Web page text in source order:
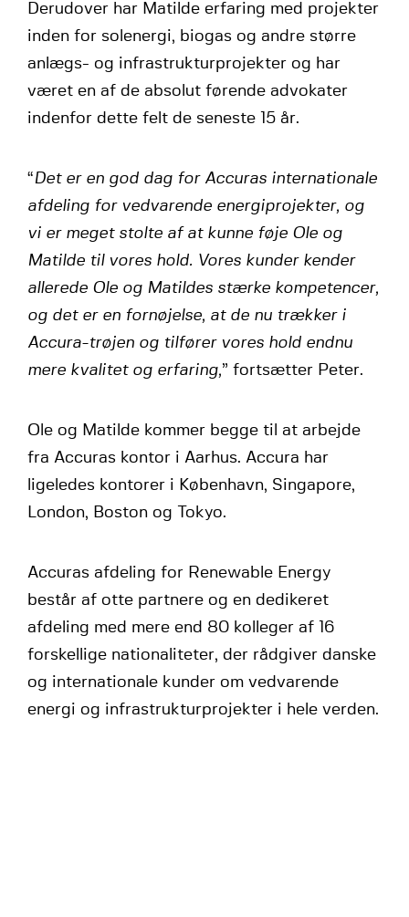
Derudover har Matilde erfaring med projekter
inden for solenergi, biogas og andre større
anlægs- og infrastrukturprojekter og har
været en af de absolut førende advokater
indenfor dette felt de seneste 15 år.
“Det er en god dag for Accuras internationale
afdeling for vedvarende energiprojekter, og
vi er meget stolte af at kunne føje Ole og
Matilde til vores hold. Vores kunder kender
allerede Ole og Matildes stærke kompetencer,
og det er en fornøjelse, at de nu trækker i
Accura-trøjen og tilfører vores hold endnu
mere kvalitet og erfaring,” fortsætter Peter.
Ole og Matilde kommer begge til at arbejde
fra Accuras kontor i Aarhus. Accura har
ligeledes kontorer i København, Singapore,
London, Boston og Tokyo.
Accuras afdeling for Renewable Energy
består af otte partnere og en dedikeret
afdeling med mere end 80 kolleger af 16
forskellige nationaliteter, der rådgiver danske
og internationale kunder om vedvarende
energi og infrastrukturprojekter i hele verden.